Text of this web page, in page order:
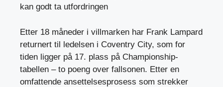
kan godt ta utfordringen
Etter 18 måneder i villmarken har Frank Lampard
returnert til ledelsen i Coventry City, som for
tiden ligger på 17. plass på Championship-
tabellen – to poeng over fallsonen. Etter en
omfattende ansettelsesprosess som strekker